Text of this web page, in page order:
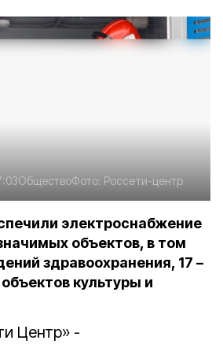
ОбществоФото: Россети-центр
электроснабжение
объектов, в том
здравоохранения, 17 –
культуры и
Центр» -